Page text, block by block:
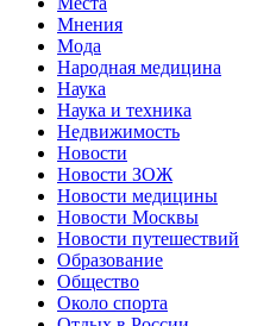
Мнения
Мода
Народная медицина
Наука
Наука и техника
Недвижимость
Новости
Новости ЗОЖ
Новости медицины
Новости Москвы
Новости путешествий
Образование
Общество
Около спорта